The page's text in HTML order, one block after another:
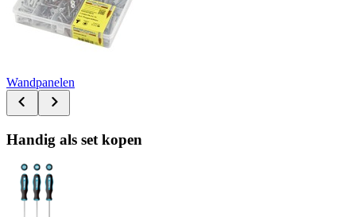
Wandpanelen
Handig als set kopen